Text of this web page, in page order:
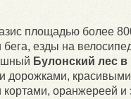
площадью более
езды на
Булонский лес
дорожками,
оранжереей и